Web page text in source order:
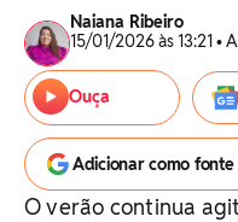
Naiana Ribeiro
15/01/2026 às 13:21 •
Ouça
Adicionar como
O verão continua